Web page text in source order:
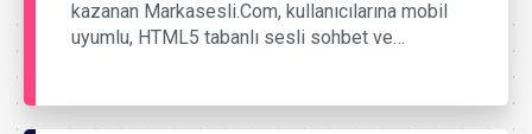
kazanan Markasesli.Com, kullanıcılarına mobil
uyumlu, HTML5 tabanlı sesli sohbet ve…